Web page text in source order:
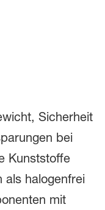
Sicherheit
bei
Kunststoffe
als halogenfrei
mit